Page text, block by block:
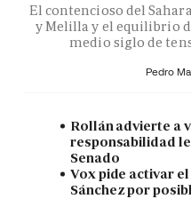
El contencioso del
y Melilla y el equilibrio
medio siglo de
Pedro
Rollán advierte a
responsabilidad
Senado
Vox pide activar
Sánchez por